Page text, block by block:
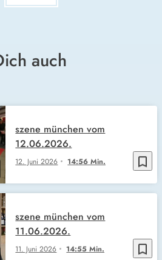
auch
bookmark_border
12. Juni 2026 14:56 Min.
szene münchen vom
12.06.2026.
bookmark_border
11. Juni 2026 14:55 Min.
szene münchen vom
11.06.2026.